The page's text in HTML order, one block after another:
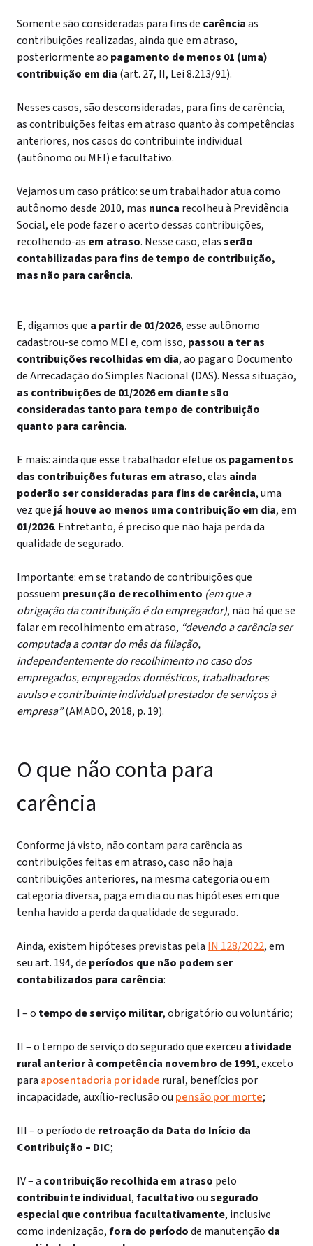
Somente são consideradas para fins de carênciaas
contribuições realizadas, ainda que em atraso,
posteriormente ao pagamento de menos 01 (uma)
contribuição em dia (art. 27, II, Lei 8.213/91).
Nesses casos, são desconsideradas, para fins de carência,
as contribuições feitas em atraso quanto às competências
anteriores, nos casos do contribuinte individual
(autônomo ou MEI) e facultativo.
Vejamos um caso prático: se um trabalhador atua como
autônomo desde 2010, mas nunca recolheu à Previdência
Social, ele pode fazer o acerto dessas contribuições,
recolhendo-as em atraso. Nesse caso, elasserão
contabilizadas para fins de tempo de contribuição,
mas não para carência.
E, digamos que a partir de 01/2026, esse autônomo
cadastrou-se como MEI e, com isso, passou a ter as
contribuições recolhidas em dia, ao pagar o Documento
de Arrecadação do Simples Nacional (DAS). Nessa situação,
as contribuições de 01/2026 em diante são
consideradas tanto para tempo de contribuição
quanto para carência.
E mais: ainda que esse trabalhador efetue os pagamentos
das contribuições futuras em atraso, elas ainda
poderão ser consideradas para fins de carência, uma
vez que já houve ao menos uma contribuição em dia, em
01/2026. Entretanto, é preciso que não haja perda da
qualidade de segurado.
Importante: em se tratando de contribuições que
possuem presunção de recolhimento (em que a
obrigação da contribuição é do empregador), não há que se
falar em recolhimento em atraso, “devendo a carência ser
computada a contar do mês da filiação,
independentemente do recolhimento no caso dos
empregados, empregados domésticos, trabalhadores
avulso e contribuinte individual prestador de serviços à
empresa”(AMADO, 2018, p. 19).
O que não conta para
carência
Conforme já visto, não contam para carência as
contribuições feitas em atraso, caso não haja
contribuições anteriores, na mesma categoria ou em
categoria diversa, paga em dia ou nas hipóteses em que
tenha havido a perda da qualidade de segurado.
Ainda, existem hipóteses previstas pela IN 128/2022, em
seu art. 194, de períodos que não podem ser
contabilizados para carência:
I – o tempo de serviço militar, obrigatório ou voluntário;
II – o tempo de serviço do segurado que exerceu atividade
rural anterior à competência novembro de 1991, exceto
para aposentadoria por idade rural, benefícios por
incapacidade, auxílio-reclusão ou pensão por morte;
III – o período de retroação da Data do Início da
Contribuição – DIC;
IV – a contribuição recolhida em atraso pelo
contribuinte individual,facultativoousegurado
especial que contribua facultativamente, inclusive
como indenização,fora do períodode manutenção da